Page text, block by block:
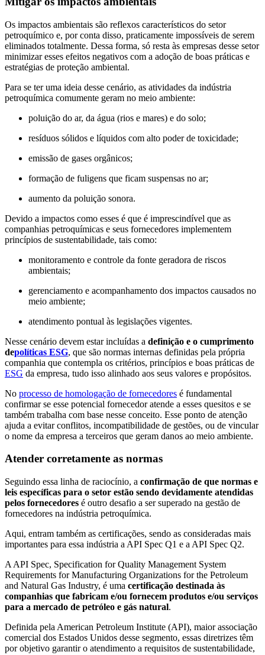
Os impactos ambientais são reflexos característicos do setor
petroquímico e, por conta disso, praticamente impossíveis de serem
eliminados totalmente. Dessa forma, só resta às empresas desse setor
minimizar esses efeitos negativos com a adoção de boas práticas e
estratégias de proteção ambiental.
Para se ter uma ideia desse cenário, as atividades da indústria
petroquímica comumente geram no meio ambiente:
poluição do ar, da água (rios e mares) e do solo;
resíduos sólidos e líquidos com alto poder de toxicidade;
emissão de gases orgânicos;
formação de fuligens que ficam suspensas no ar;
aumento da poluição sonora.
Devido a impactos como esses é que é imprescindível que as
companhias petroquímicas e seus fornecedores implementem
princípios de sustentabilidade, tais como:
monitoramento e controle da fonte geradora de riscos
ambientais;
gerenciamento e acompanhamento dos impactos causados no
meio ambiente;
atendimento pontual às legislações vigentes.
Nesse cenário devem estar incluídas a definição e o cumprimento
depolíticas ESG, que são normas internas definidas pela própria
companhia que contempla os critérios, princípios e boas práticas de
ESG da empresa, tudo isso alinhado aos seus valores e propósitos.
No processo de homologação de fornecedores é fundamental
confirmar se esse potencial fornecedor atende a esses quesitos e se
também trabalha com base nesse conceito. Esse ponto de atenção
ajuda a evitar conflitos, incompatibilidade de gestões, ou de vincular
o nome da empresa a terceiros que geram danos ao meio ambiente.
Atender corretamente as normas
Seguindo essa linha de raciocínio, a confirmação de que normas e
leis específicas para o setor estão sendo devidamente atendidas
pelos fornecedores é outro desafio a ser superado na gestão de
fornecedores na indústria petroquímica.
Aqui, entram também as certificações, sendo as consideradas mais
importantes para essa indústria a API Spec Q1 e a API Spec Q2.
A API Spec, Specification for Quality Management System
Requirements for Manufacturing Organizations for the Petroleum
and Natural Gas Industry, é uma certificação destinada às
companhias que fabricam e/ou fornecem produtos e/ou serviços
para a mercado de petróleo e gás natural.
Definida pela American Petroleum Institute (API), maior associação
comercial dos Estados Unidos desse segmento, essas diretrizes têm
por objetivo garantir o atendimento a requisitos de sustentabilidade,